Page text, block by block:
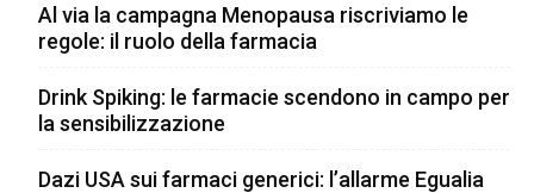
Al via la campagna Menopausa riscriviamo le
regole: il ruolo della farmacia
Drink Spiking: le farmacie scendono in campo per
la sensibilizzazione
Dazi USA sui farmaci generici: l’allarme Egualia